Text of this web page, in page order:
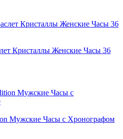
Кристаллы Женские Часы 36
Мужские Часы с Хронографом